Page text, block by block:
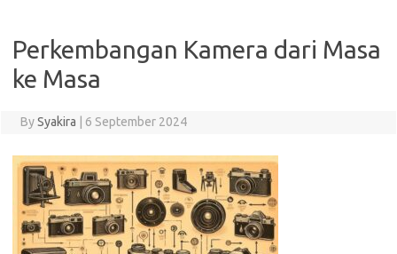
Perkembangan Kamera dari Masa
ke Masa
BySyakira 6 September 2024